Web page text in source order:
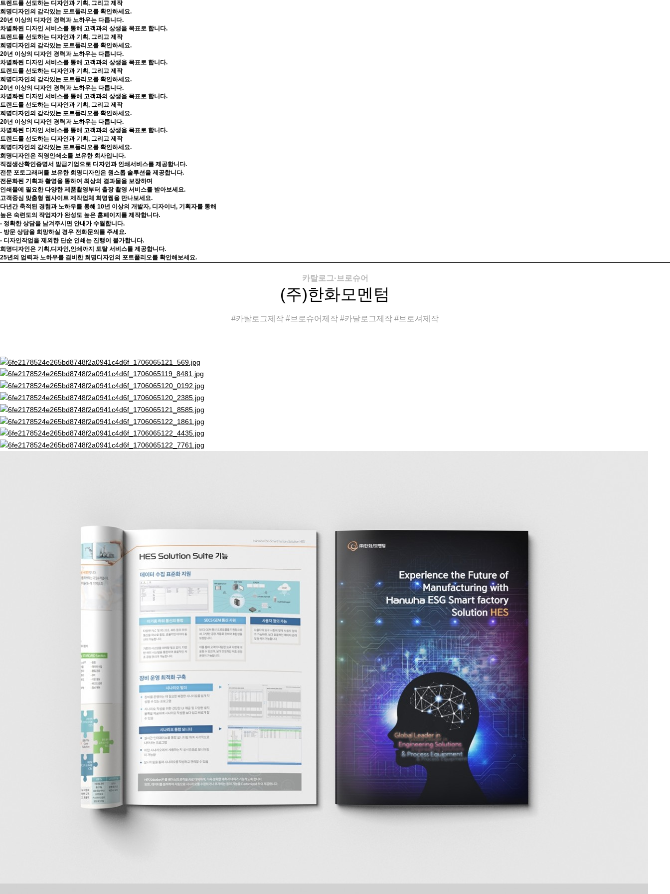
트렌드를 선도하는 디자인과 기획, 그리고 제작
희명디자인의 감각있는 포트폴리오를 확인하세요.
20년 이상의 디자인 경력과 노하우는 다릅니다.
차별화된 디자인 서비스를 통해 고객과의 상생을 목표로 합니다.
트렌드를 선도하는 디자인과 기획, 그리고 제작
희명디자인의 감각있는 포트폴리오를 확인하세요.
20년 이상의 디자인 경력과 노하우는 다릅니다.
차별화된 디자인 서비스를 통해 고객과의 상생을 목표로 합니다.
트렌드를 선도하는 디자인과 기획, 그리고 제작
희명디자인의 감각있는 포트폴리오를 확인하세요.
20년 이상의 디자인 경력과 노하우는 다릅니다.
차별화된 디자인 서비스를 통해 고객과의 상생을 목표로 합니다.
트렌드를 선도하는 디자인과 기획, 그리고 제작
희명디자인의 감각있는 포트폴리오를 확인하세요.
20년 이상의 디자인 경력과 노하우는 다릅니다.
차별화된 디자인 서비스를 통해 고객과의 상생을 목표로 합니다.
트렌드를 선도하는 디자인과 기획, 그리고 제작
희명디자인의 감각있는 포트폴리오를 확인하세요.
희명디자인은 직영인쇄소를 보유한 회사입니다.
직접생산확인증명서 발급기업으로 디자인과 인쇄서비스를 제공합니다.
전문 포토그래퍼를 보유한 희명디자인은 원스톱 솔루션을 제공합니다.
전문화된 기획과 촬영을 통하여 최상의 결과물을 보장하며
인쇄물에 필요한 다양한 제품촬영부터 출장 촬영 서비스를 받아보세요.
고객중심 맞춤형 웹사이트 제작업체 희명웹을 만나보세요.
다년간 축적된 경험과 노하우를 통해 10년 이상의 개발자, 디자이너, 기획자를 통해
높은 숙련도의 작업자가 완성도 높은 홈페이지를 제작합니다.
- 정확한 상담을 남겨주시면 안내가 수월합니다.
- 방문 상담을 희망하실 경우 전화문의를 주세요.
- 디자인작업을 제외한 단순 인쇄는 진행이 불가합니다.
희명디자인은 기획,디자인,인쇄까지 토탈 서비스를 제공합니다.
25년의 업력과 노하우를 겸비한 희명디자인의 포트폴리오를 확인해보세요.
카탈로그·브로슈어
(주)한화모멘텀
#카탈로그제작 #브로슈어제작 #카달로그제작 #브로셔제작